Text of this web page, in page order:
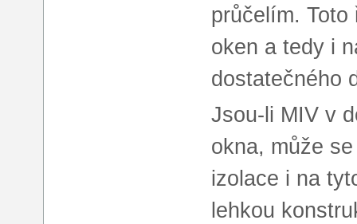
průčelím.
oken a tedy i
dostatečného
Jsou-li MIV v
okna, může
izolace i na
lehkou